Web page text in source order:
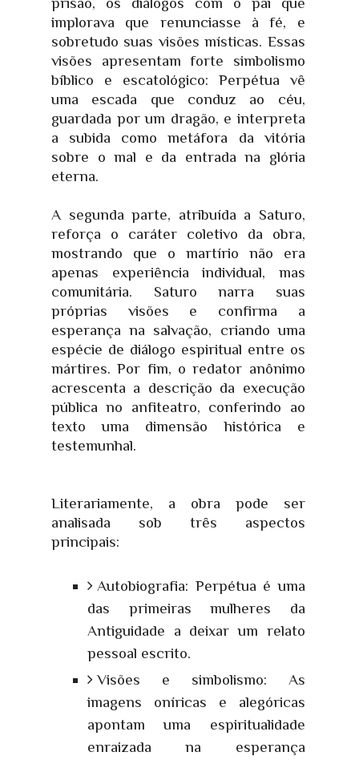
implorava que renunciasse à fé, e
sobretudo suas visões místicas. Essas
visões apresentam forte simbolismo
bíblico e escatológico: Perpétua vê
uma escada que conduz ao céu,
guardada por um dragão, e interpreta
a subida como metáfora da vitória
sobre o mal e da entrada na glória
eterna.
A segunda parte, atribuída a Saturo,
reforça o caráter coletivo da obra,
mostrando que o martírio não era
apenas experiência individual, mas
comunitária. Saturo narra suas
próprias visões e confirma a
esperança na salvação, criando uma
espécie de diálogo espiritual entre os
mártires. Por fim, o redator anônimo
acrescenta a descrição da execução
pública no anfiteatro, conferindo ao
texto uma dimensão histórica e
testemunhal.
Literariamente, a obra pode ser
analisada sob três aspectos
principais:
Autobiografia: Perpétua é uma
das primeiras mulheres da
Antiguidade a deixar um relato
pessoal escrito.
Visões e simbolismo: As
imagens oníricas e alegóricas
apontam uma espiritualidade
enraizada na esperança